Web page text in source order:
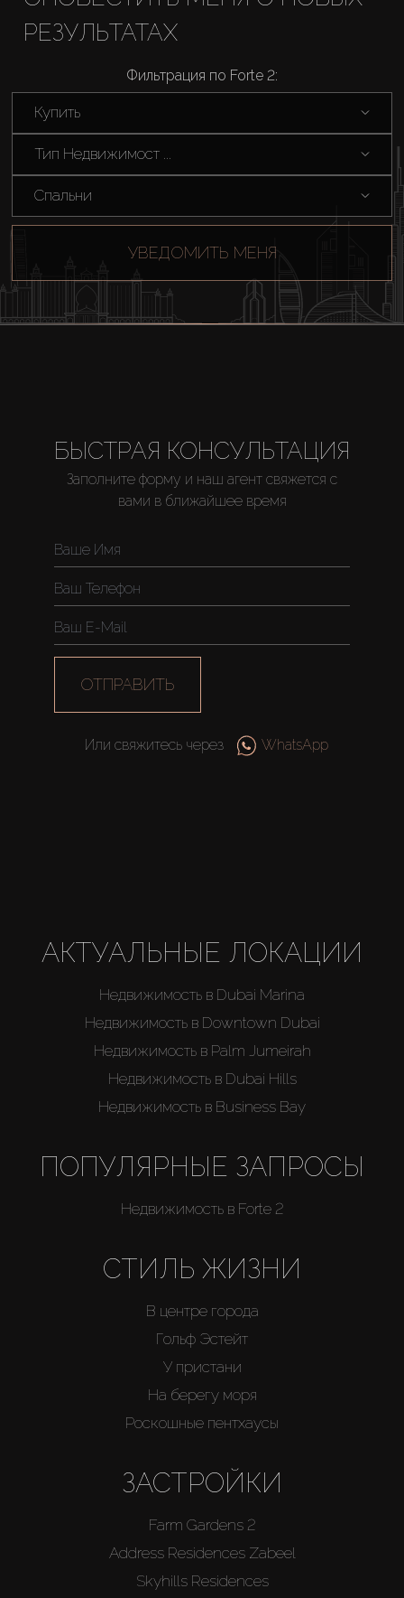
Аренда
Новостройки
AX Journal
Агенты
РЕЗУЛЬТАТАХ
Фильтрация по Forte 2:
Купить
Тип Недвижимост ...
Спальни
УВЕДОМИТЬ МЕНЯ
БЫСТРАЯ КОНСУЛЬТАЦИЯ
Заполните форму и наш агент свяжется с
вами в ближайшее время
ОТПРАВИТЬ
Или свяжитесь через WhatsApp
АКТУАЛЬНЫЕ ЛОКАЦИИ
Недвижимость в Dubai Marina
Недвижимость в Downtown Dubai
Недвижимость в Palm Jumeirah
Недвижимость в Dubai Hills
Недвижимость в Business Bay
ПОПУЛЯРНЫЕ ЗАПРОСЫ
Недвижимость в Forte 2
СТИЛЬ ЖИЗНИ
В центре города
Гольф Эстейт
У пристани
На берегу моря
Роскошные пентхаусы
ЗАСТРОЙКИ
Farm Gardens 2
Address Residences Zabeel
Skyhills Residences